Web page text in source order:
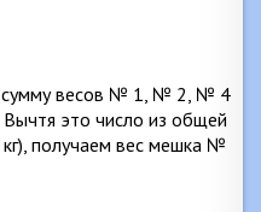
сумму весов № 1, № 2, № 4
это число из общей
получаем вес мешка №